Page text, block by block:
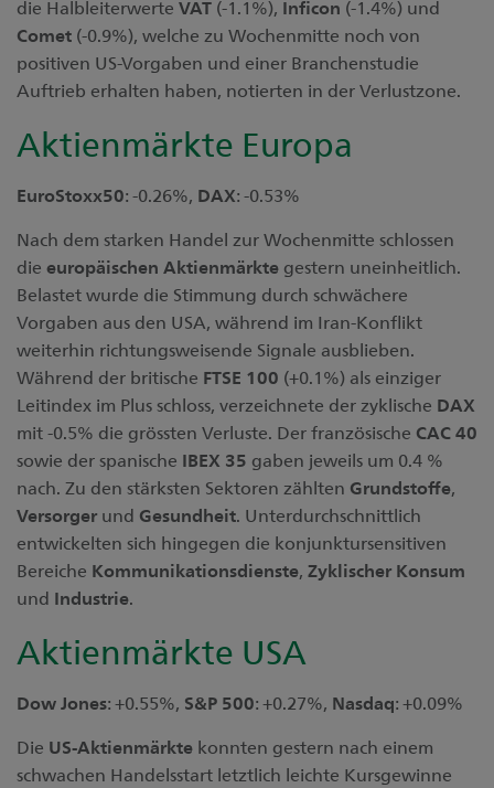
die Halbleiterwerte VAT (-1.1%), Inficon (-1.4%) und
Comet (-0.9%), welche zu Wochenmitte noch von
positiven US-Vorgaben und einer Branchenstudie
Auftrieb erhalten haben, notierten in der Verlustzone.
Aktienmärkte Europa
EuroStoxx50: -0.26%, DAX: -0.53%
Nach dem starken Handel zur Wochenmitte schlossen
die europäischen Aktienmärkte gestern uneinheitlich.
Belastet wurde die Stimmung durch schwächere
Vorgaben aus den USA, während im Iran-Konflikt
weiterhin richtungsweisende Signale ausblieben.
Während der britische FTSE 100 (+0.1%) als einziger
Leitindex im Plus schloss, verzeichnete der zyklische DAX
mit -0.5% die grössten Verluste. Der französische CAC 40
sowie der spanische IBEX 35 gaben jeweils um 0.4 %
nach. Zu den stärksten Sektoren zählten Grundstoffe,
Versorger und Gesundheit. Unterdurchschnittlich
entwickelten sich hingegen die konjunktursensitiven
Bereiche Kommunikationsdienste, Zyklischer Konsum
und Industrie.
Aktienmärkte USA
Dow Jones: +0.55%, S&P 500: +0.27%, Nasdaq: +0.09%
Die US-Aktienmärkte konnten gestern nach einem
schwachen Handelsstart letztlich leichte Kursgewinne